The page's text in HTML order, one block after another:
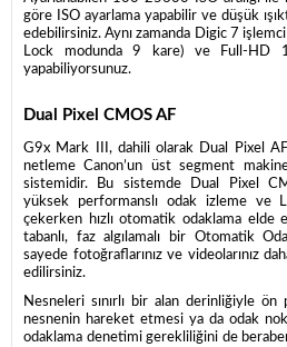
göre ISO ayarlama yapabilir ve düşük
edebilirsiniz. Aynı zamanda Digic 7
Lock modunda 9 kare) ve Full-HD
yapabiliyorsunuz.
Dual Pixel CMOS AF
G9x Mark III, dahili olarak Dual Pixel AF
netleme Canon’un üst segment
sistemidir. Bu sistemde Dual Pixel
yüksek performanslı odak izleme ve
çekerken hızlı otomatik odaklama elde
tabanlı, faz algılamalı bir Otomatik
sayede fotoğraflarınız ve videolarınız
edilirsiniz.
Nesneleri sınırlı bir alan derinliğiyle ön
nesnenin hareket etmesi ya da odak
odaklama denetimi gerekliliğini de